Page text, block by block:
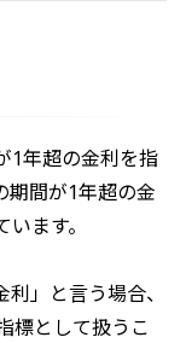
1年超の金利を指
期間が1年超の金
ます。
」と言う場合、
標として扱うこ